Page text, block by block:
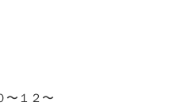
〜１２〜